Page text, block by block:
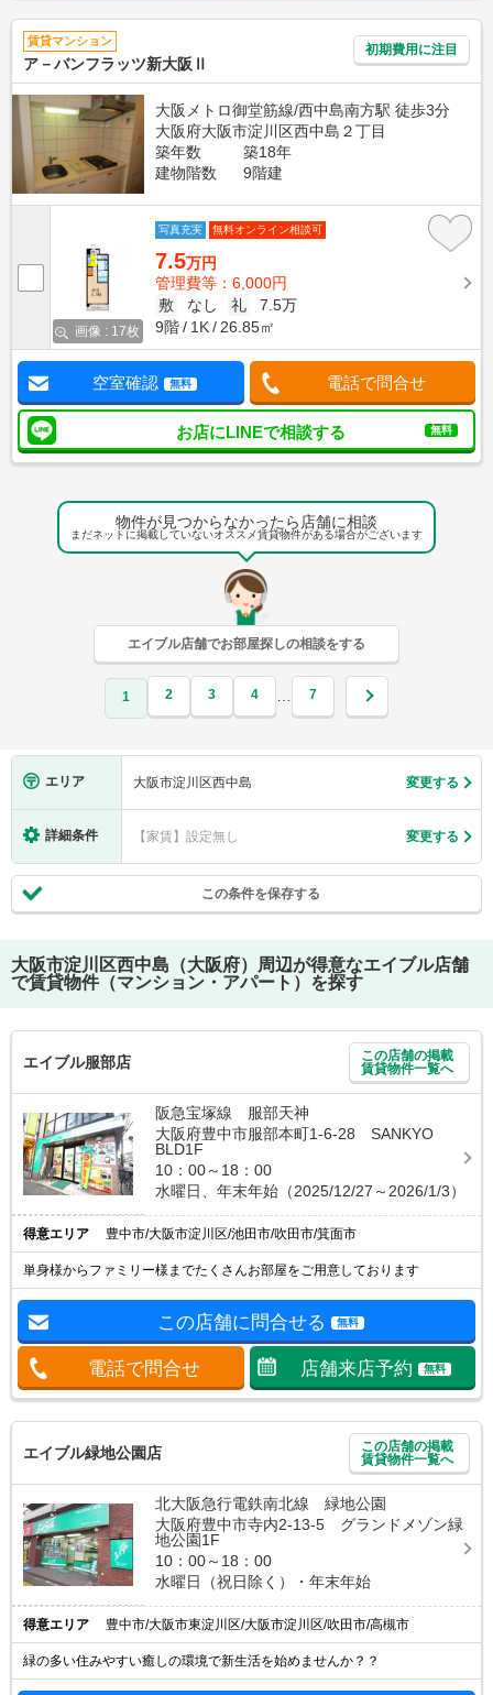
賃貸マンション
ア－バンフラッツ新大阪Ⅱ
初期費用に注目
大阪メトロ御堂筋線/西中島南方駅 徒歩3分
大阪府大阪市淀川区西中島２丁目
築年数
築18年
建物階数
9階建
画像 : 17枚
写真充実 無料オンライン相談可
7.5万円
管理費等：6,000円
敷
なし 礼
7.5万
9階
1K 26.85㎡
空室確認 無料 電話で問合せ
お店にLINEで相談する 無料
物件が見つからなかったら店舗に相談
まだネットに掲載していないオススメ賃貸物件がある場合がございます
エイブル店舗でお部屋探しの相談をする
1 2 3 4 … 7
エリア 大阪市淀川区西中島 変更する
詳細条件 【家賃】設定無し 変更する
この条件を保存する
大阪市淀川区西中島（大阪府）
周辺が得意なエイブル店舗
で賃貸物件（マンション・アパート）を探す
エイブル服部店
この店舗の掲載
賃貸物件一覧へ
阪急宝塚線 服部天神
大阪府豊中市服部本町1-6-28 SANKYO
BLD1F
10：00～18：00
水曜日、年末年始（2025/12/27～2026/1/3）
得意エリア 豊中市/大阪市淀川区/池田市/吹田市/箕面市
単身様からファミリー様までたくさんお部屋をご用意しております
この店舗に問合せる 無料
電話で問合せ 店舗来店予約 無料
エイブル緑地公園店
この店舗の掲載
賃貸物件一覧へ
北大阪急行電鉄南北線 緑地公園
大阪府豊中市寺内2-13-5 グランドメゾン緑
地公園1F
10：00～18：00
水曜日（祝日除く）・年末年始
得意エリア 豊中市/大阪市東淀川区/大阪市淀川区/吹田市/高槻市
緑の多い住みやすい癒しの環境で新生活を始めませんか？？